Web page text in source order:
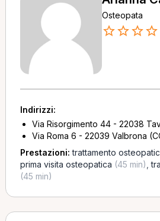
Osteopata
Indirizzi:
Via Risorgimento 44 - 22038
Via Roma 6 - 22039 Valbrona
Prestazioni:trattamento
prima visita osteopatica (45 min) ,
(45 min)